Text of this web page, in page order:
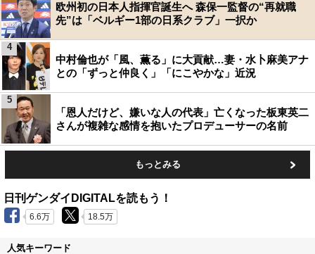
欧州初の日本人指揮官誕生へ 森保一監督の“再就職
先”は「ベルギー1部の日系クラブ」一択か
中村倫也が「風、薫る」に大貢献…妻・水卜麻美アナ
との「ずっと仲良く」「にこやかな」近況
4
「恩人だけど、嫌いな人の代表」亡くなった板東英二
さんが複雑な感情を抱いたプロデューサーの名前
5
もっとみる
日刊ゲンダイDIGITALを読もう！
6.6万 18.5万
人気キーワード